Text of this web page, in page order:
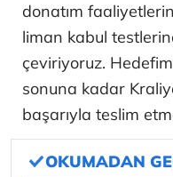
donatım
liman kabul
çeviriyoruz.
sonuna kadar
başarıyla teslim